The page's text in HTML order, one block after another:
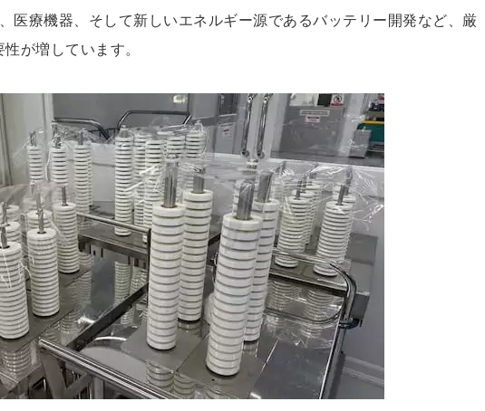
医療機器、そして新しいエネルギー源であるバッテリー開発など、厳
が増しています。